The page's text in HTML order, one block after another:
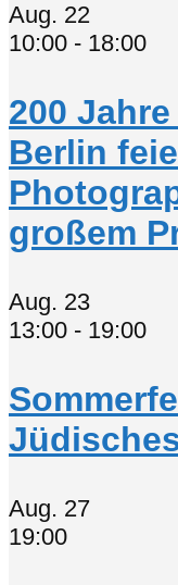
Aug. 22
10:00 - 18:00
200
Berlin
großem
Aug. 23
13:00 - 19:00
Aug. 27
19:00